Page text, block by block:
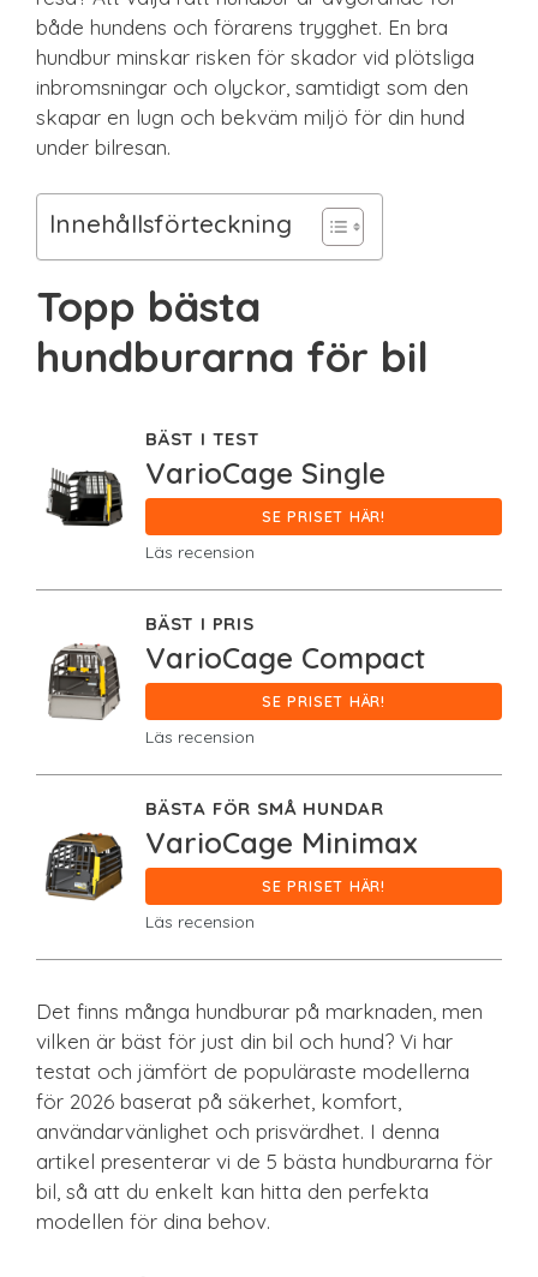
både hundens och förarens trygghet. En bra
hundbur minskar risken för skador vid plötsliga
inbromsningar och olyckor, samtidigt som den
skapar en lugn och bekväm miljö för din hund
under bilresan.
Innehållsförteckning
Topp bästa
hundburarna för bil
BÄST I TEST
VarioCage Single
SE PRISET HÄR!
Läs recension
BÄST I PRIS
VarioCage Compact
SE PRISET HÄR!
Läs recension
BÄSTA FÖR SMÅ HUNDAR
VarioCage Minimax
SE PRISET HÄR!
Läs recension
Det finns många hundburar på marknaden, men
vilken är bäst för just din bil och hund? Vi har
testat och jämfört de populäraste modellerna
för 2026 baserat på säkerhet, komfort,
användarvänlighet och prisvärdhet. I denna
artikel presenterar vi de 5 bästa hundburarna för
bil, så att du enkelt kan hitta den perfekta
modellen för dina behov.